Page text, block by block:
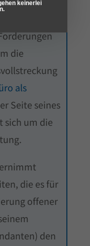
die
als
Seite seines
sich um die
die es für
offener
den
keinerlei